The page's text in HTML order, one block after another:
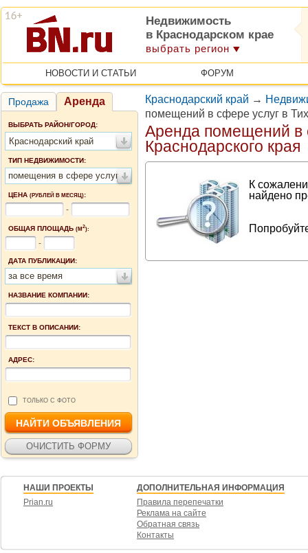
Недвижимость
в Краснодарском крае
выбрать регион
НОВОСТИ И СТАТЬИ ФОРУМ
Продажа Аренда
ВЫБРАТЬ РАЙОН/ГОРОД:
Краснодарский край
ТИП НЕДВИЖИМОСТИ:
помещения в сфере услуг
ЦЕНА (РУБЛЕЙ В МЕСЯЦ):
-
ОБЩАЯ ПЛОЩАДЬ (М2):
-
ДАТА ПУБЛИКАЦИИ:
за все время
НАЗВАНИЕ КОМПАНИИ:
ТЕКСТ В ОПИСАНИИ:
АДРЕС:
ТОЛЬКО С ФОТО
Краснодарский край →
помещений в сфере услуг в
Аренда помещений в
Краснодарского края
К
найдено
НАШИ ПРОЕКТЫ
Prian.ru
ДОПОЛНИТЕЛЬНАЯ ИНФОРМАЦИЯ
Правила перепечатки
Реклама на сайте
Обратная связь
Контакты